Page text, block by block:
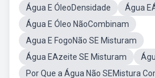
Água E ÓleoDensidade
Água
Água E Óleo NãoCombinam
Agua E FogoNão SE Misturam
Água EAzeite SE Misturam
Por Que a Água Não SEMistura